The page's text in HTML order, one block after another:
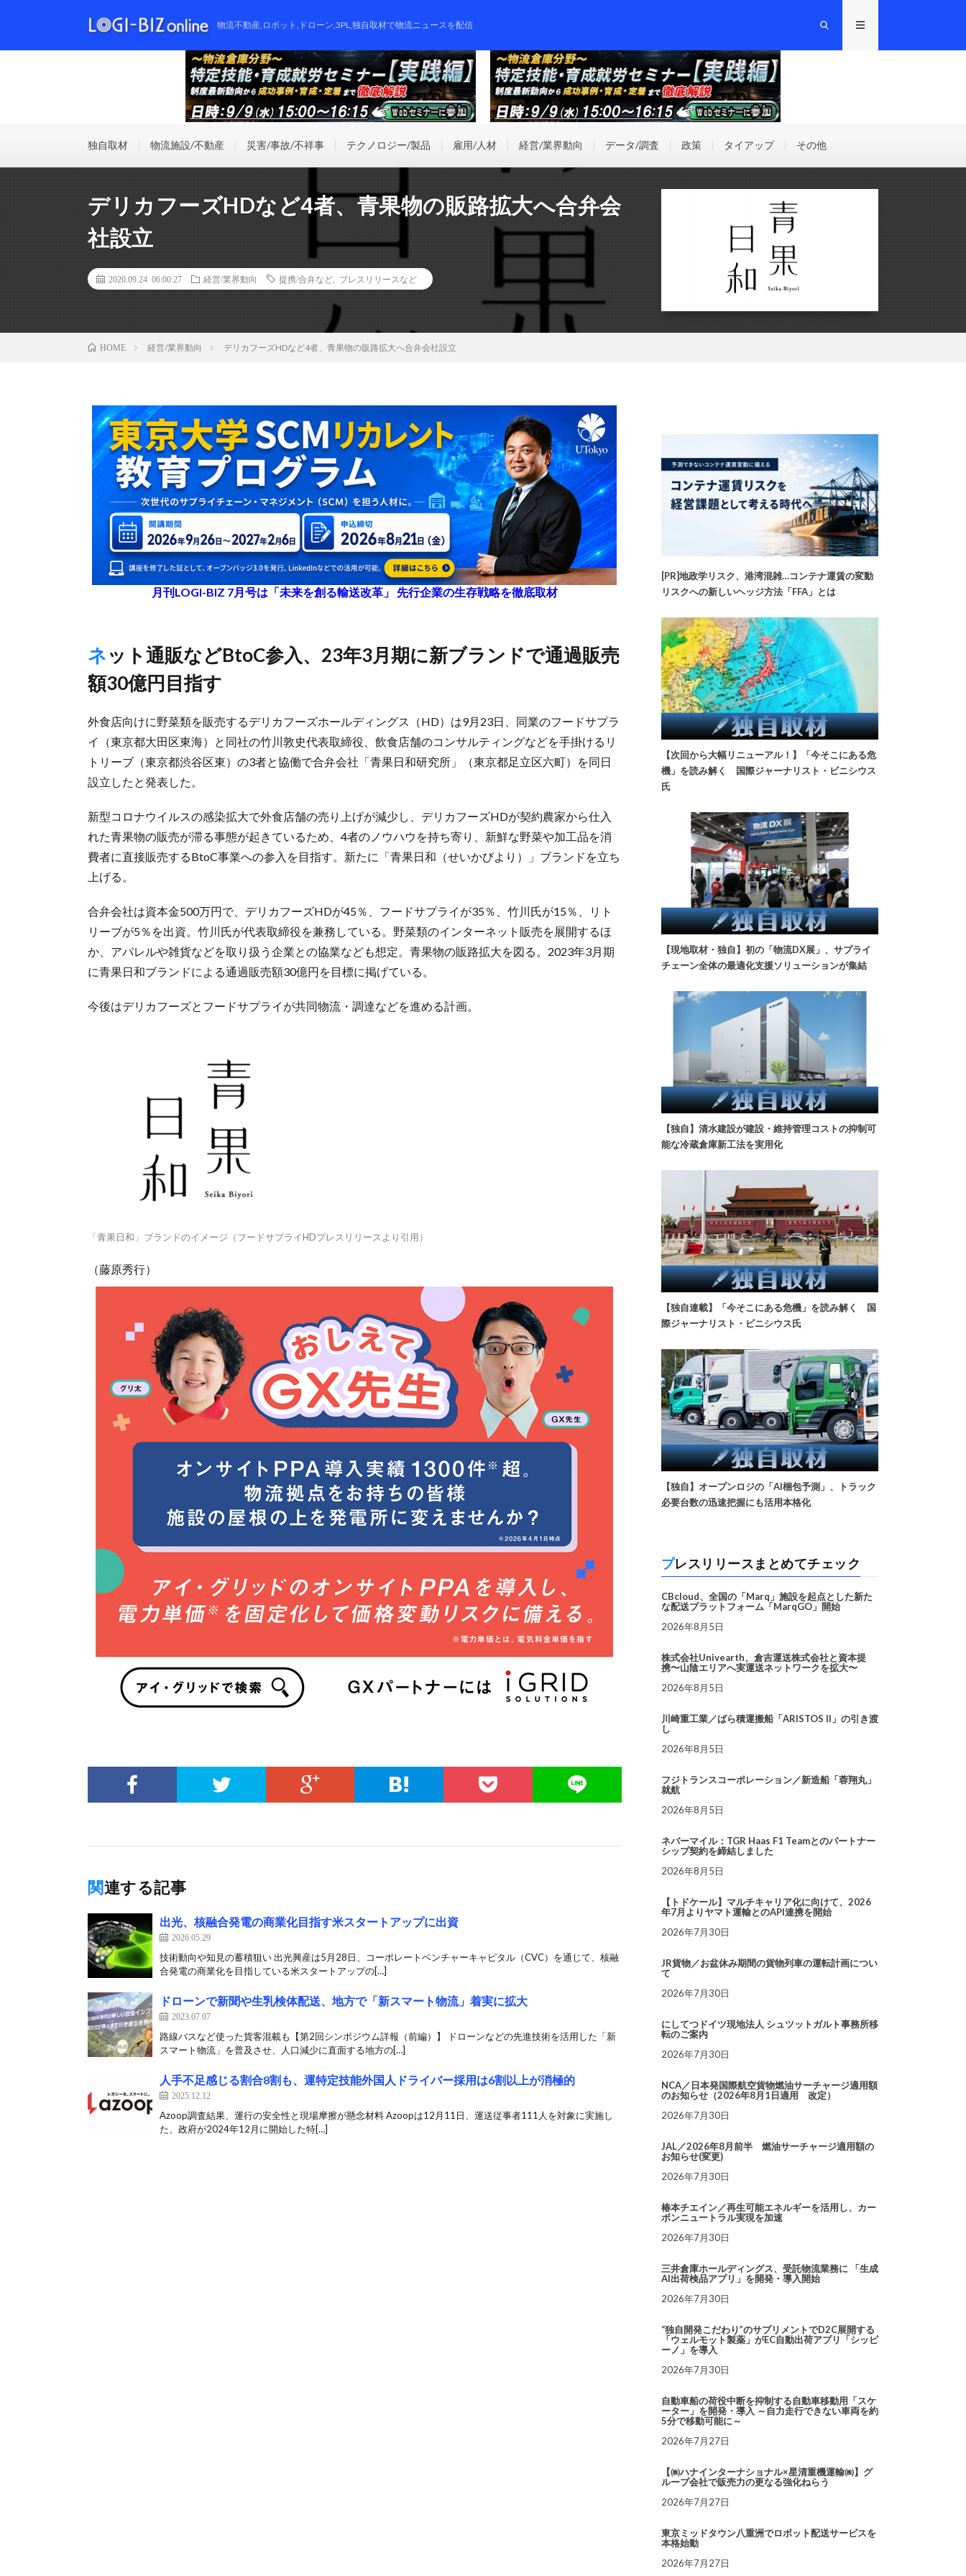
物流不動産,ロボット,ドローン,3PL,独自取材で物流ニュースを配信
独自取材 物流施設/不動産 災害/事故/不祥事 テクノロジー/製品 雇用/人材 経営/業界動向 データ/調査 政策 タイアップ その他
デリカフーズHDなど4者、青果物の販路拡大へ合弁会
社設立
2020.09.24 06:00:27 経営/業界動向 提携/合弁など プレスリリースなど
HOME 経営/業界動向 デリカフーズHDなど4者、青果物の販路拡大へ合弁会社設立
月刊LOGI-BIZ 7月号は「未来を創る輸送改革」 先行企業の生存戦略を徹底取材
ネット通販などBtoC参入、23年3月期に新ブランドで通過販売
額30億円目指す
外食店向けに野菜類を販売するデリカフーズホールディングス（HD）は9月23日、同業のフードサプラ
イ（東京都大田区東海）と同社の竹川敦史代表取締役、飲食店舗のコンサルティングなどを手掛けるリ
トリーブ（東京都渋谷区東）の3者と協働で合弁会社「青果日和研究所」（東京都足立区六町）を同日
設立したと発表した。
新型コロナウイルスの感染拡大で外食店舗の売り上げが減少し、デリカフーズHDが契約農家から仕入
れた青果物の販売が滞る事態が起きているため、4者のノウハウを持ち寄り、新鮮な野菜や加工品を消
費者に直接販売するBtoC事業への参入を目指す。新たに「青果日和（せいかびより）」ブランドを立ち
上げる。
合弁会社は資本金500万円で、デリカフーズHDが45％、フードサプライが35％、竹川氏が15％、リト
リーブが5％を出資。竹川氏が代表取締役を兼務している。野菜類のインターネット販売を展開するほ
か、アパレルや雑貨などを取り扱う企業との協業なども想定。青果物の販路拡大を図る。2023年3月期
に青果日和ブランドによる通過販売額30億円を目標に掲げている。
今後はデリカフーズとフードサプライが共同物流・調達などを進める計画。
「青果日和」ブランドのイメージ（フードサプライHDプレスリリースより引用）
（藤原秀行）
関連する記事
出光、核融合発電の商業化目指す米スタートアップに出資
2026.05.29
技術動向や知見の蓄積狙い 出光興産は5月28日、コーポレートベンチャーキャピタル（CVC）を通じて、核融
合発電の商業化を目指している米スタートアップの[…]
ドローンで新聞や生乳検体配送、地方で「新スマート物流」着実に拡大
2023.07.07
路線バスなど使った貨客混載も【第2回シンポジウム詳報（前編）】 ドローンなどの先進技術を活用した「新
スマート物流」を普及させ、人口減少に直面する地方の[…]
人手不足感じる割合8割も、運特定技能外国人ドライバー採用は6割以上が消極的
2025.12.12
Azoop調査結果、運行の安全性と現場摩擦が懸念材料 Azoopは12月11日、運送従事者111人を対象に実施し
た、政府が2024年12月に開始した特[…]
[PR]地政学リスク、港湾混雑…コンテナ運賃の変動
リスクへの新しいヘッジ方法「FFA」とは
【次回から大幅リニューアル！】「今そこにある危
機」を読み解く 国際ジャーナリスト・ビニシウス
氏
【現地取材・独自】初の「物流DX展」、サプライ
チェーン全体の最適化支援ソリューションが集結
【独自】清水建設が建設・維持管理コストの抑制可
能な冷蔵倉庫新工法を実用化
【独自連載】「今そこにある危機」を読み解く 国
際ジャーナリスト・ビニシウス氏
【独自】オープンロジの「AI梱包予測」、トラック
必要台数の迅速把握にも活用本格化
プレスリリースまとめてチェック
CBcloud、全国の「Marq」施設を起点とした新た
な配送プラットフォーム「MarqGO」開始
2026年8月5日
株式会社Univearth、倉吉運送株式会社と資本提
携〜山陰エリアへ実運送ネットワークを拡大〜
2026年8月5日
川崎重工業／ばら積運搬船「ARISTOS II」の引き渡
し
2026年8月5日
フジトランスコーポレーション／新造船「蓉翔丸」
就航
2026年8月5日
ネバーマイル：TGR Haas F1 Teamとのパートナー
シップ契約を締結しました
2026年8月5日
【トドケール】マルチキャリア化に向けて、2026
年7月よりヤマト運輸とのAPI連携を開始
2026年7月30日
JR貨物／お盆休み期間の貨物列車の運転計画につい
て
2026年7月30日
にしてつドイツ現地法人 シュツットガルト事務所移
転のご案内
2026年7月30日
NCA／日本発国際航空貨物燃油サーチャージ適用額
のお知らせ（2026年8月1日適用 改定）
2026年7月30日
JAL／2026年8月前半 燃油サーチャージ適用額の
お知らせ(変更)
2026年7月30日
椿本チエイン／再生可能エネルギーを活用し、カー
ボンニュートラル実現を加速
2026年7月30日
三井倉庫ホールディングス、受託物流業務に 「生成
AI出荷検品アプリ」を開発・導入開始
2026年7月30日
“独自開発こだわり”のサプリメントでD2C展開する
「ウェルモット製薬」がEC自動出荷アプリ「シッピ
ーノ」を導入
2026年7月30日
自動車船の荷役中断を抑制する自動車移動用「スケ
ーター」を開発・導入 ～自力走行できない車両を約
5分で移動可能に～
2026年7月27日
【㈱ハナインターナショナル×星清重機運輸㈱】グ
ループ会社で販売力の更なる強化ねらう
2026年7月27日
東京ミッドタウン八重洲でロボット配送サービスを
本格始動
2026年7月27日